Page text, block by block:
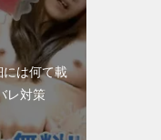
には何て載
レ対策